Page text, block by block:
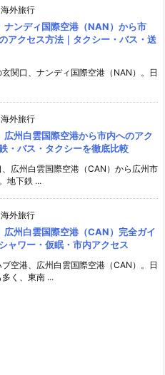
海外旅行
ナンディ国際空港（NAN）から市
アクセス方法｜タクシー・バス・送
関口、ナンディ国際空港（NAN）。日
海外旅行
広州白雲国際空港から市内へのアク
・バス・タクシーを徹底比較
広州白雲国際空港（CAN）から広州市
地下鉄 ...
海外旅行
広州白雲国際空港（CAN）完全ガイ
ャワー・仮眠・市内アクセス
空港、広州白雲国際空港（CAN）。日
く、東南 ...